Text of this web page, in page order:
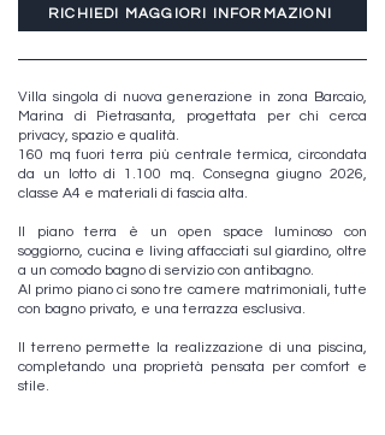
RICHIEDI MAGGIORI INFORMAZIONI
Villa singola di nuova generazione in zona Barcaio,
Marina di Pietrasanta, progettata per chi cerca
privacy, spazio e qualità.
160 mq fuori terra più centrale termica, circondata
da un lotto di 1.100 mq. Consegna giugno 2026,
classe A4 e materiali di fascia alta.
Il piano terra è un open space luminoso con
soggiorno, cucina e living affacciati sul giardino, oltre
a un comodo bagno di servizio con antibagno.
Al primo piano ci sono tre camere matrimoniali, tutte
con bagno privato, e una terrazza esclusiva.
Il terreno permette la realizzazione di una piscina,
completando una proprietà pensata per comfort e
stile.